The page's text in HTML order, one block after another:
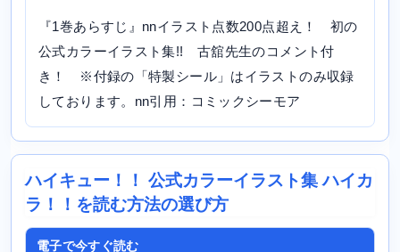
『1巻あらすじ』nnイラスト点数200点超え！ 初の
公式カラーイラスト集!! 古舘先生のコメント付
き！ ※付録の「特製シール」はイラストのみ収録
しております。nn引用：コミックシーモア
ハイキュー！！ 公式カラーイラスト集 ハイカ
ラ！！を読む方法の選び方
電子で今すぐ読む